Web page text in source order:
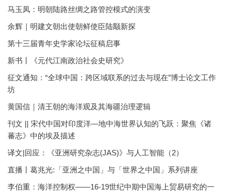
马玉凤：明朝陆路丝绸之路管控模式的演变
余辉｜明建文朝出使朝鲜使臣陆颙新探
第十三届青年史学家论坛征稿启事
新书丨《元代江南政治社会史研究》
征文通知：“全球中国：跨区域联系的过去与现在”博士论文工作
坊
黄国信｜清王朝的海洋观及其海疆治理逻辑
刊文 || 宋代中国对印度洋—地中海世界认知的飞跃：聚焦《诸
蕃志》中的埃及描述
译文|回应：《亚洲研究杂志(JAS)》与人工智能（2）
直播丨葛兆光:「亚洲之中国」与「世界之中国」系列讲座
李伯重：海洋控制权——16-19世纪中期中国海上贸易研究的一